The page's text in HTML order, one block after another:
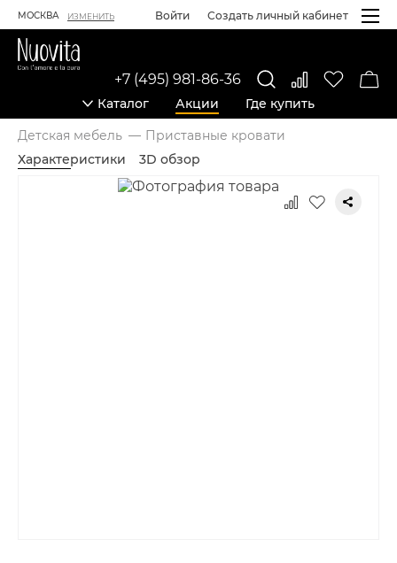
МОСКВА ИЗМЕНИТЬ Войти Создать личный кабинет
Каталог Акции Где купить
+7 (495) 981-86-36
Детская мебель
Приставные кровати
Характеристики
3D обзор
Карточка товара